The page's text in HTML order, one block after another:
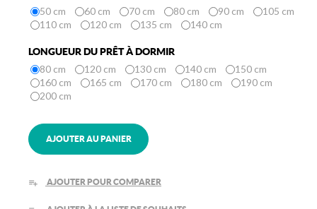
50 cm 60 cm 70 cm 80 cm 90 cm
105 cm
110 cm
120 cm 135 cm 140 cm
LONGUEUR DU PRÊT À DORMIR
80 cm 120 cm 130 cm 140 cm
150 cm
160 cm
165 cm 170 cm 180 cm
190 cm
200 cm
AJOUTER AU PANIER
playlist_add AJOUTER POUR COMPARER